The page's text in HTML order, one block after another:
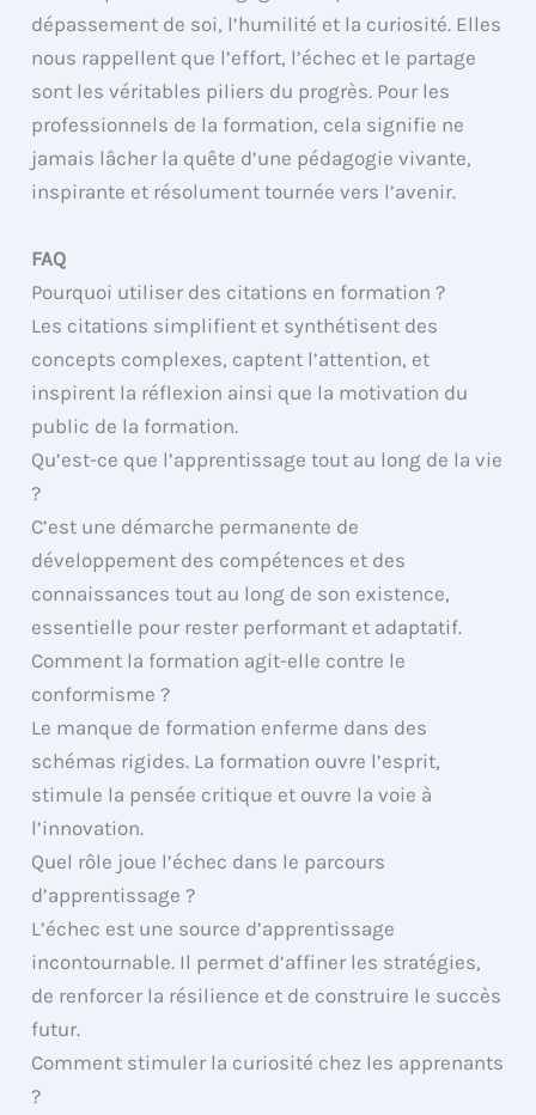
dépassement de soi, l’humilité et la curiosité. Elles
nous rappellent que l’effort, l’échec et le partage
sont les véritables piliers du progrès. Pour les
professionnels de la formation, cela signifie ne
jamais lâcher la quête d’une pédagogie vivante,
inspirante et résolument tournée vers l’avenir.
FAQ
Pourquoi utiliser des citations en formation ?
Les citations simplifient et synthétisent des
concepts complexes, captent l’attention, et
inspirent la réflexion ainsi que la motivation du
public de la formation.
Qu’est-ce que l’apprentissage tout au long de la vie
?
C’est une démarche permanente de
développement des compétences et des
connaissances tout au long de son existence,
essentielle pour rester performant et adaptatif.
Comment la formation agit-elle contre le
conformisme ?
Le manque de formation enferme dans des
schémas rigides. La formation ouvre l’esprit,
stimule la pensée critique et ouvre la voie à
l’innovation.
Quel rôle joue l’échec dans le parcours
d’apprentissage ?
L’échec est une source d’apprentissage
incontournable. Il permet d’affiner les stratégies,
de renforcer la résilience et de construire le succès
futur.
Comment stimuler la curiosité chez les apprenants
?